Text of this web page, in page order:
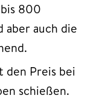
800
aber auch die
den Preis bei
schießen.